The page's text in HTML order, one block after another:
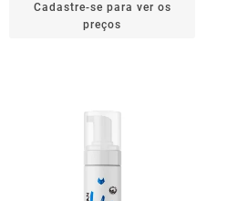
Cadastre-se para ver os
preços